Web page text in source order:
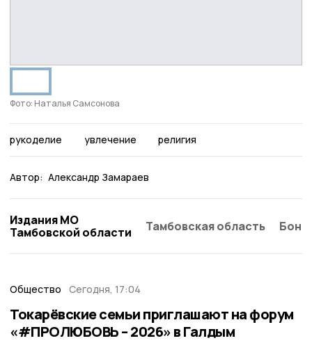
Фото: Наталья Самсонова
рукоделие увлечение религия
Автор: Александр Замараев
Издания МО
Тамбовской области
Тамбовская область
Общество Сегодня, 17:04
Токарёвские семьи приглашают на форум
«#ПРОЛЮБОВЬ – 2026» в Галдым